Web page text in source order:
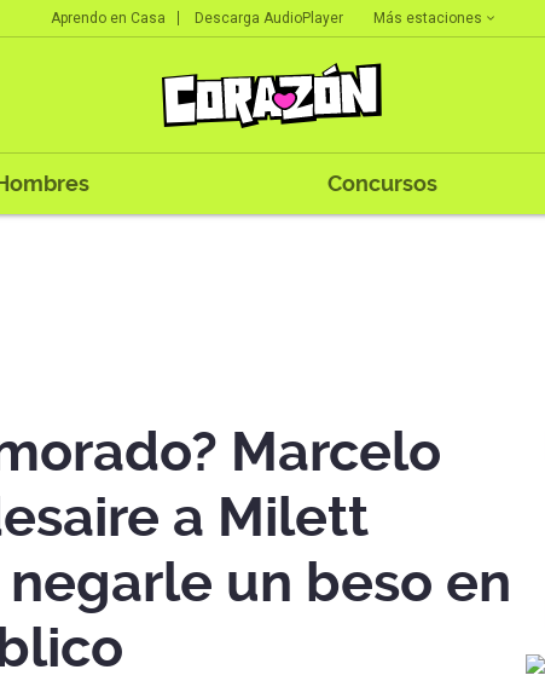
Aprendo en Casa Descarga AudioPlayer Más estaciones
Concursos
Marcelo
a Milett
un beso en